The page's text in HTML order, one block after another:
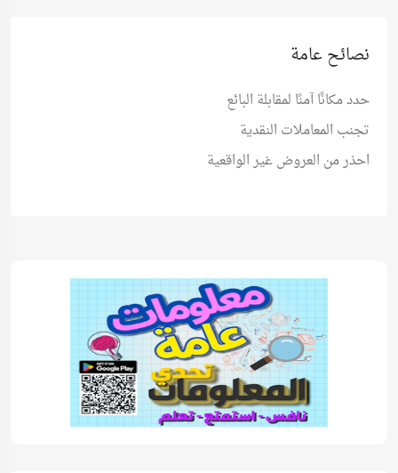
نصائح عامة
حدد مكانًا آمنًا لمقابلة البائع
تجنب المعاملات النقدية
احذر من العروض غير الواقعية